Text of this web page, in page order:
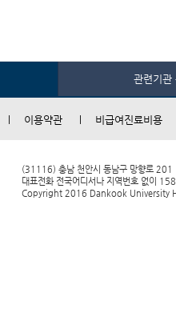
관련기관
이용약관 비급여진료비용
(31116) 충남 천안시 동남구 망향로 201
대표전화 전국어디서나 지역번호 없이
Copyright 2016 Dankook University